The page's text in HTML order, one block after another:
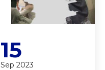
15
Sep 2023